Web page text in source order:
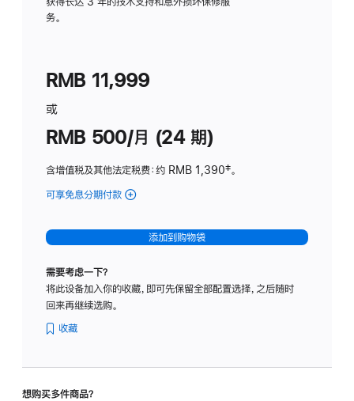
务。
RMB 11,999
或
RMB 500/月 (24 期)
含增值税及其他法定税费：约 RMB 1,390脚
‡。
可享免息分期付款 (Studio
-
标
璃
添加到购物袋
需要考虑一下？
将此设备加入你的收藏，即可先保留全部配置选择，之后随时
回来再继续选购。
收藏
想购买多件商品？